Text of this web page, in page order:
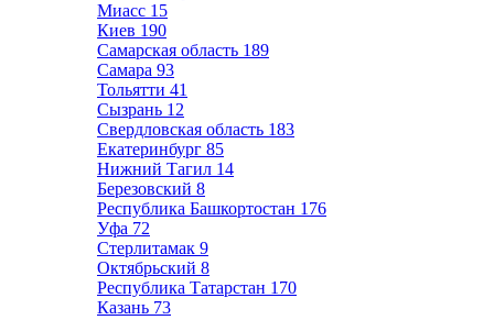
Миасс 15
Киев 190
Самарская область 189
Самара 93
Тольятти 41
Сызрань 12
Свердловская область 183
Екатеринбург 85
Нижний Тагил 14
Березовский 8
Республика Башкортостан 176
Уфа 72
Стерлитамак 9
Октябрьский 8
Республика Татарстан 170
Казань 73